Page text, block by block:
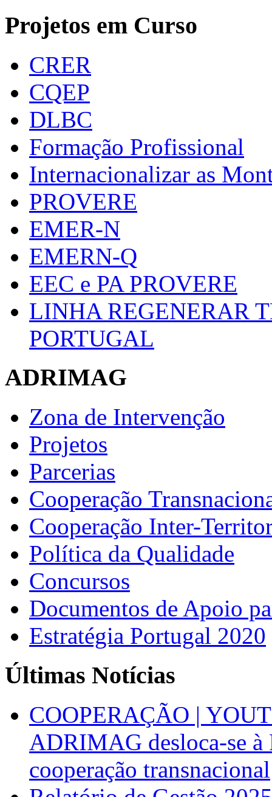
Projetos em Curso
CRER
CQEP
DLBC
Formação Profissional
Internacionalizar as
PROVERE
EMER-N
EMERN-Q
EEC e PA PROVERE
LINHA REGENERAR
PORTUGAL
ADRIMAG
Zona de Intervenção
Projetos
Parcerias
Cooperação
Cooperação Inter-
Política da Qualidade
Concursos
Documentos de Apoio
Estratégia Portugal 2020
Últimas Notícias
COOPERAÇÃO |
ADRIMAG desloca-se
cooperação transnacional